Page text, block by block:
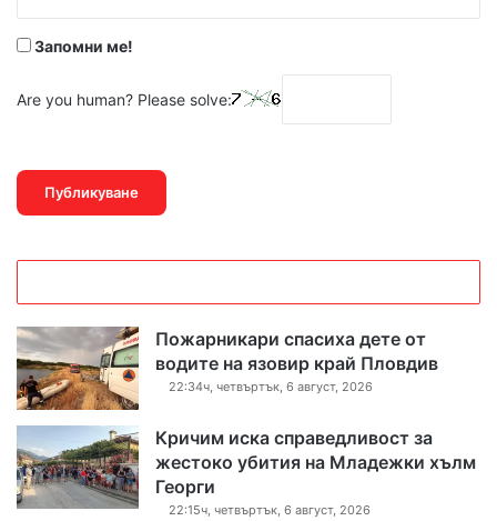
Запомни ме!
Are you human? Please solve:
Пожарникари спасиха дете от
водите на язовир край Пловдив
22:34ч, четвъртък, 6 август, 2026
Кричим иска справедливост за
жестоко убития на Младежки хълм
Георги
22:15ч, четвъртък, 6 август, 2026